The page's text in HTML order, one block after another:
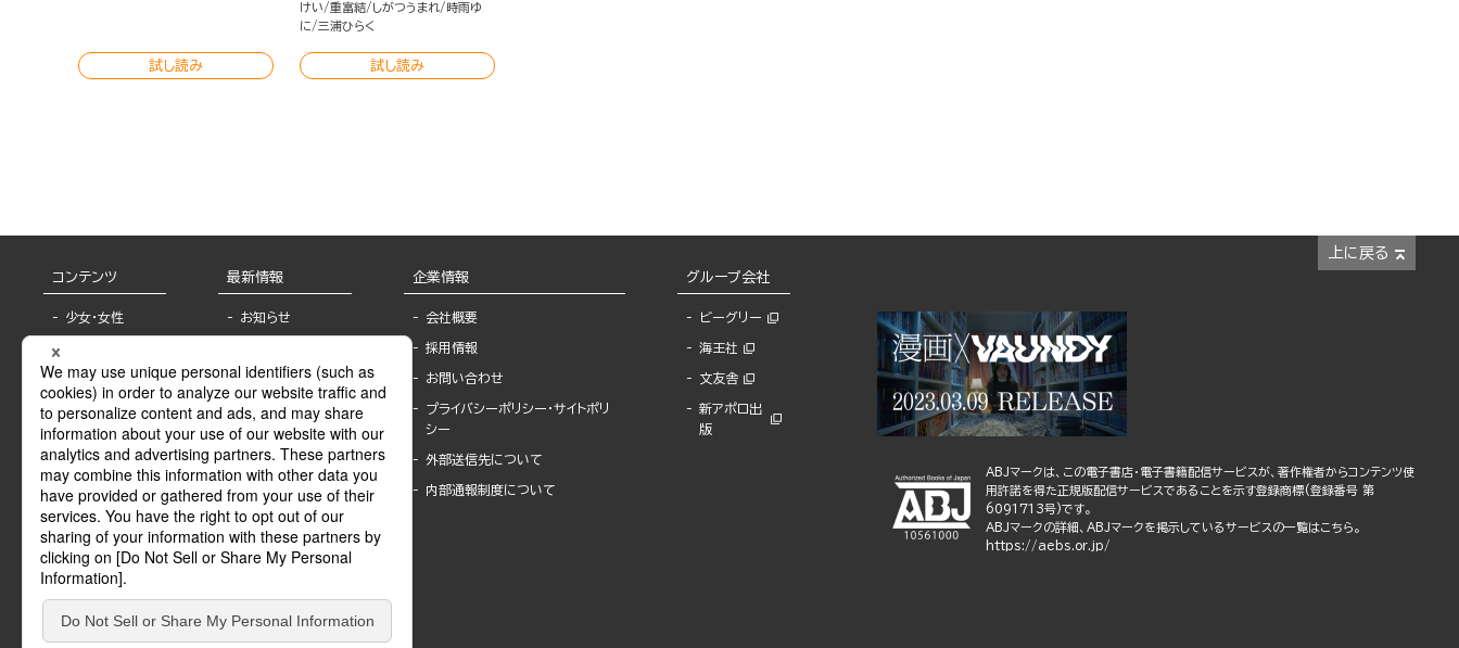
試し読み
けい
重富結 しがつうまれ
時雨ゆ
に
三浦ひらく
試し読み
上に戻る
コンテンツ
少女・女性
BL
ライトノベル
青年・一般
グラビア・写真
モーター誌
SPECIAL
Sublicense
最新情報
お知らせ
報
書店様へ
海外ライセンシー
公式SNSアカウ
ント
作家一覧
Keyword list
Author list
企業情報
会社概要
採用情報
お問い合わせ
プライバシーポリシー・サイトポリ
シー
外部送信先について
内部通報制度について
グループ会社
ビーグリー
海王社
文友舎
新アポロ出
版
ABJマークは、この電子書店・電子書籍配信サービスが、著作権者からコンテンツ使
用許諾を得た正規版配信サービスであることを示す登録商標(登録番号 第
6091713号)です。
ABJマークの詳細、ABJマークを掲示しているサービスの一覧はこちら。
https://aebs.or.jp/